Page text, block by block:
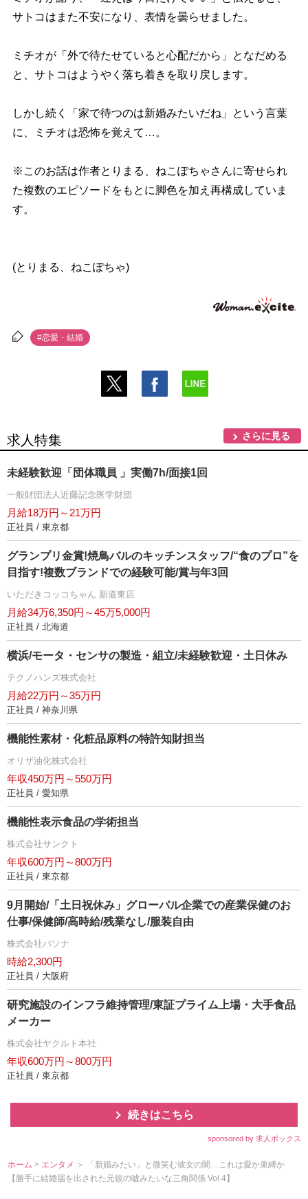
サトコはまた不安になり、表情を曇らせました。
ミチオが「外で待たせていると心配だから」となだめる
と、サトコはようやく落ち着きを取り戻します。
しかし続く「家で待つのは新婚みたいだね」という言葉
に、ミチオは恐怖を覚えて…。
※このお話は作者とりまる、ねこぽちゃさんに寄せられ
た複数のエピソードをもとに脚色を加え再構成していま
す。
(とりまる、ねこぽちゃ)
#恋愛・結婚
求人特集 さらに見る
未経験歓迎「団体職員 」実働7h/面接1回
一般財団法人近藤記念医学財団
月給18万円～21万円
正社員 / 東京都
グランプリ金賞!焼鳥バルのキッチンスタッフ/“食のプロ”を
目指す!複数ブランドでの経験可能/賞与年3回
いただきコッコちゃん 新道東店
月給34万6,350円～45万5,000円
正社員 / 北海道
横浜/モータ・センサの製造・組立/未経験歓迎・土日休み
テクノハンズ株式会社
月給22万円～35万円
正社員 / 神奈川県
機能性素材・化粧品原料の特許知財担当
オリザ油化株式会社
年収450万円～550万円
正社員 / 愛知県
機能性表示食品の学術担当
株式会社サンクト
年収600万円～800万円
正社員 / 東京都
9月開始/「土日祝休み」グローバル企業での産業保健のお
仕事/保健師/高時給/残業なし/服装自由
株式会社パソナ
時給2,300円
正社員 / 大阪府
研究施設のインフラ維持管理/東証プライム上場・大手食品
メーカー
株式会社ヤクルト本社
年収600万円～800万円
正社員 / 東京都
続きはこちら
sponsored by 求人ボックス
ホーム > エンタメ ＞ 「新婚みたい」と微笑む彼女の闇…これは愛か束縛か
【勝手に結婚届を出された元彼の嘘みたいな三角関係 Vol.4】